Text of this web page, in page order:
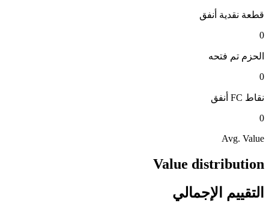
قطعة نقدية أنفق
0
الحزم تم فتحه
0
نقاط FC
أنفق
0
Avg. Value
Value distribution
التقييم الإجمالي